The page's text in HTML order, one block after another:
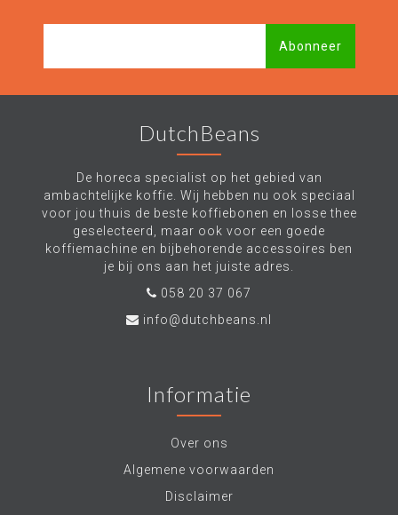
Abonneer
DutchBeans
De horeca specialist op het gebied van
ambachtelijke koffie. Wij hebben nu ook speciaal
voor jou thuis de beste koffiebonen en losse thee
geselecteerd, maar ook voor een goede
koffiemachine en bijbehorende accessoires ben
je bij ons aan het juiste adres.
058 20 37 067
info@dutchbeans.nl
Informatie
Over ons
Algemene voorwaarden
Disclaimer